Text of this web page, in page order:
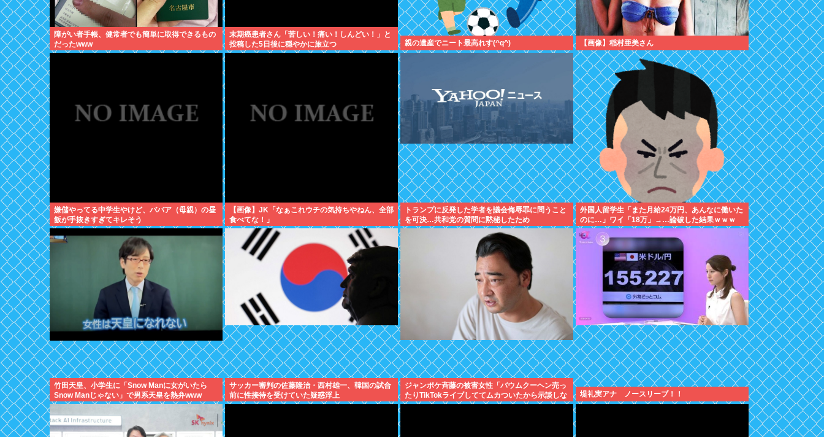
障がい者手帳、健常者でも簡単に取得できるもの
だったwww
末期癌患者さん「苦しい！痛い！しんどい！」と
投稿した5日後に穏やかに旅立つ
親の遺産でニート最高れす(^q^) 【画像】稲村亜美さん
嫌儲やってる中学生やけど、ババア（母親）の昼
飯が手抜きすぎてキレそう
【画像】JK「なぁこれウチの気持ちやねん、全部
食べてな！」
トランプに反発した学者を議会侮辱罪に問うこと
を可決…共和党の質問に黙秘したため
外国人留学生「また月給24万円、あんなに働いた
のに…」ワイ「18万」→…論破した結果ｗｗｗ
竹田天皇、小学生に「Snow Manに女がいたら
Snow Manじゃない」で男系天皇を熱弁www
サッカー審判の佐藤隆治・西村雄一、韓国の試合
前に性接待を受けていた疑惑浮上
ジャンポケ斉藤の被害女性「バウムクーヘン売っ
たりTikTokライブしててムカついたから示談しな
かった」←これ
堤礼実アナ ノースリーブ！！